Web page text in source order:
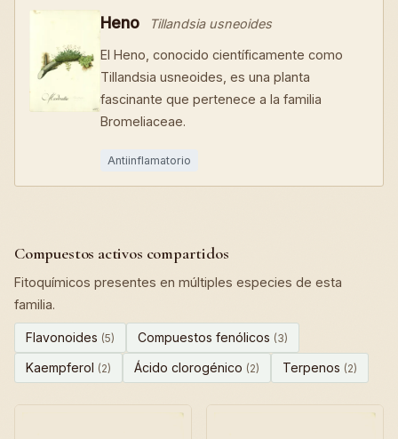
Heno Tillandsia usneoides
El Heno, conocido científicamente como
Tillandsia usneoides, es una planta
fascinante que pertenece a la familia
Bromeliaceae.
Antiinflamatorio
Compuestos activos compartidos
Fitoquímicos presentes en múltiples especies de esta
familia.
Flavonoides (5) Compuestos fenólicos (3)
Kaempferol (2) Ácido clorogénico (2) Terpenos (2)